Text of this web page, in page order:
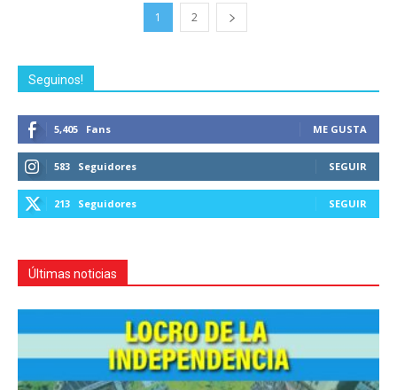
1 2
Seguinos!
5,405 Fans ME GUSTA
583 Seguidores SEGUIR
213 Seguidores SEGUIR
Últimas noticias